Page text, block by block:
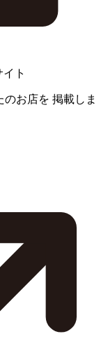
ト
のお店を 掲載しま